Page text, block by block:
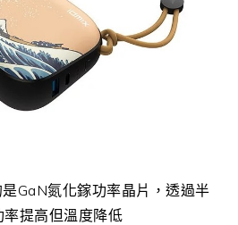
GaN氮化鎵功率晶片，透過半
提高但溫度降低